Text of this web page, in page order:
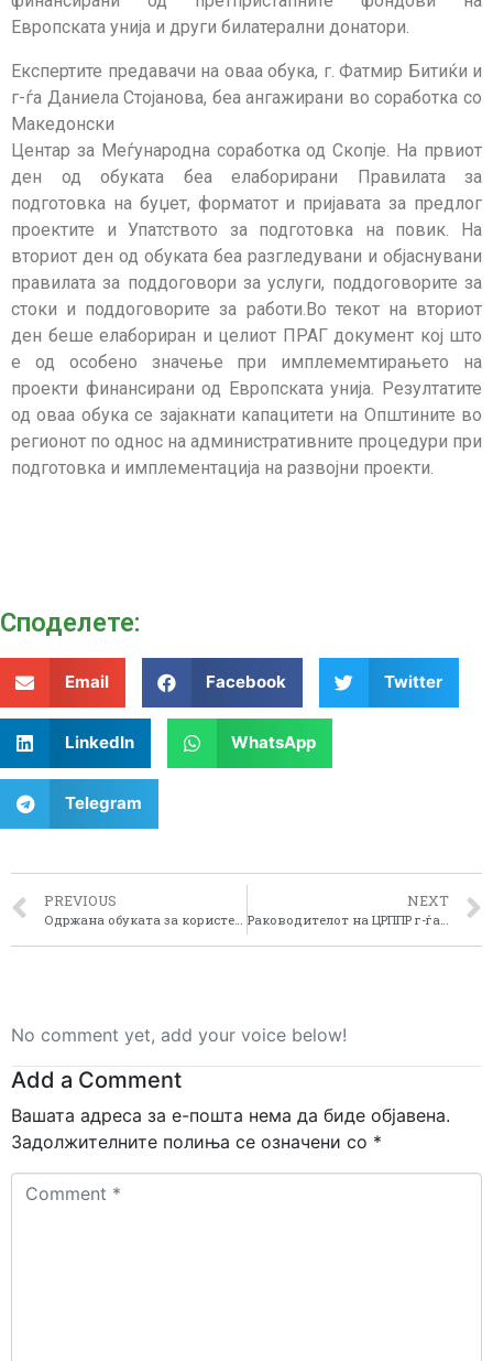
Европската унија и други билатерални донатори.
Експертите предавачи на оваа обука, г. Фатмир Битиќи и
г-ѓа Даниела Стојанова, беа ангажирани во соработка со
Македонски
Центар за Меѓународна соработка од Скопје. На првиот
ден од обуката беа елаборирани Правилата за
подготовка на буџет, форматот и пријавата за предлог
проектите и Упатството за подготовка на повик. На
вториот ден од обуката беа разгледувани и објаснувани
правилата за поддоговори за услуги, поддоговорите за
стоки и поддоговорите за работи.Во текот на вториот
ден беше елабориран и целиот ПРАГ документ кој што
е од особено значење при имплемемтирањето на
проекти финансирани од Европската унија. Резултатите
од оваа обука се зајакнати капацитети на Општините во
регионот по однос на административните процедури при
подготовка и имплементација на развојни проекти.
Споделeте:
Email Facebook Twitter
LinkedIn WhatsApp
Telegram
PREVIOUS NEXT
No comment yet, add your voice below!
Add a Comment
Вашата адреса за е-пошта нема да биде објавена.
Задолжителните полиња се означени со *
Comment